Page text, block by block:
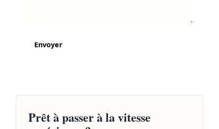
Envoyer
Prêt à passer à la vitesse